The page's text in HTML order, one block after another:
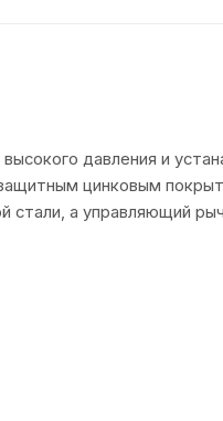
давления и
цинковым
а управляющий